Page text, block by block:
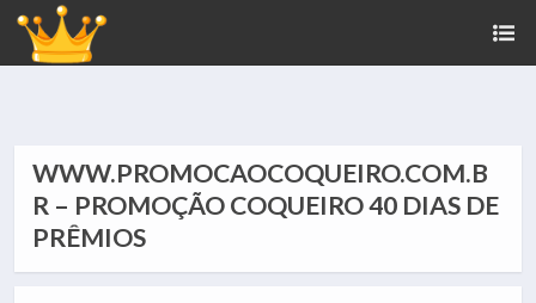
WWW.PROMOCAOCOQUEIRO.COM.B
R – PROMOÇÃO COQUEIRO 40 DIAS DE
PRÊMIOS